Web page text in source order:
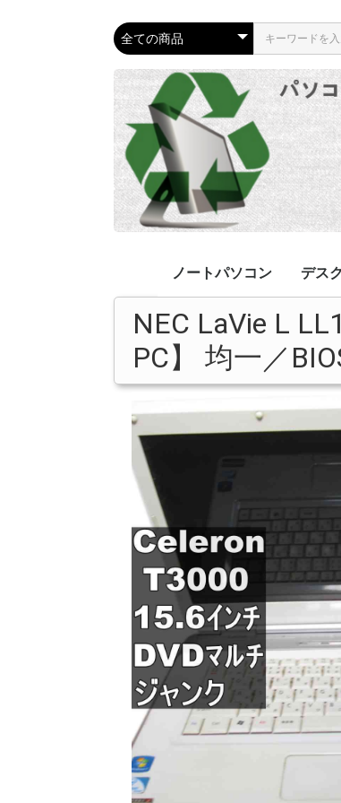
ノートパソコン
リカバリ済み
ジャンクPC
Apple
デス
リカ
ジャ
液晶
Apple
NEC LaVie L
PC】 均一／